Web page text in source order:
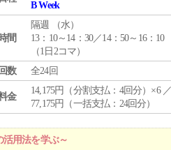
B Week
間
隔週 （水）
13：10～14：30／14：50～16：10
（1日2コマ）
回数
全24回
金
14,175円（分割支払：4回分）×6
77,175円（一括支払：24回分）
用法を学ぶ～